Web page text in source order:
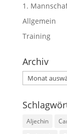
1.
Allgemein
Training
Archiv
Archiv
Aljechin